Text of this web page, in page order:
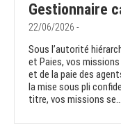
Gestionnaire
22/06/2026 -
Sous l’autorité
et Paies, vos
et de la paie des
la mise sous pli
titre, vos missions se...